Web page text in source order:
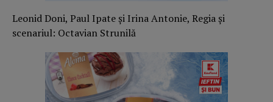
Leonid Doni, Paul Ipate și Irina Antonie, Regia și
scenariul: Octavian Strunilă